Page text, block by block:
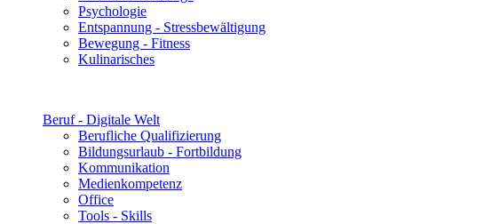
Psychologie
Entspannung - Stressbewältigung
Bewegung - Fitness
Kulinarisches
Beruf - Digitale Welt
Berufliche Qualifizierung
Bildungsurlaub - Fortbildung
Kommunikation
Medienkompetenz
Office
Tools - Skills